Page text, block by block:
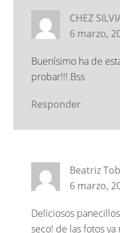
CHEZ
6 marzo,
Buenísimo ha de
probar!!! Bss
Responder
Beatriz
6 marzo,
Deliciosos
seco! de las fotos